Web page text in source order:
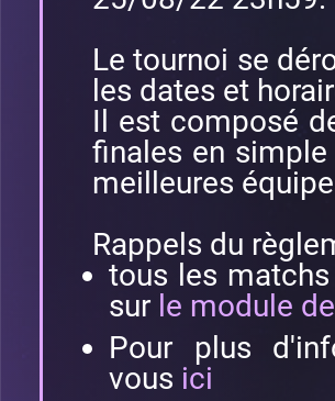
Le tournoi se
les dates et
Il est composé
finales en
meilleures
Rappels du
tous les
sur le module
Pour plus
vous ici